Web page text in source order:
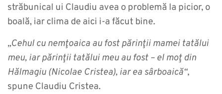
străbunical ui Claudiu avea o problemă la picior, o
boală, iar clima de aici i-a făcut bine.
„Cehul cu nemţoaica au fost părinţii mamei tatălui
meu, iar părinţii tatălui meu au fost – el moţ din
Hălmagiu (Nicolae Cristea), iar ea sârboaică“,
spune Claudiu Cristea.